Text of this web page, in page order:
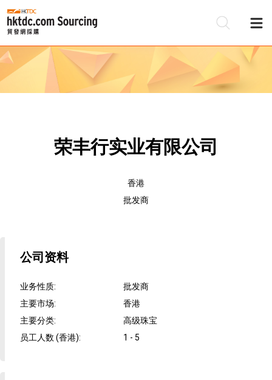
荣丰行实业有限公司
香港
批发商
公司资料
业务性质:
批发商
主要市场:
香港
主要分类:
高级珠宝
员工人数 (香港): 1 - 5